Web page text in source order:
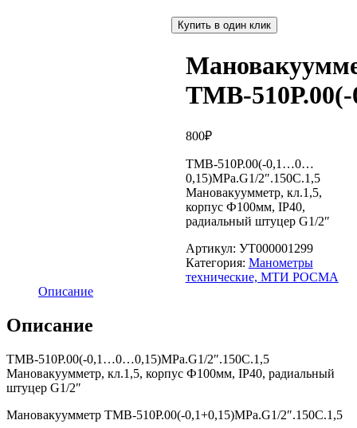
Купить в один клик
ТМВ-510Р.00(-
800₽
ТМВ-510Р.00(-0,1…0…
0,15)МРа.G1/2″.150С.1,5
Мановакуумметр, кл.1,5,
корпус Ф100мм, IP40,
радиальный штуцер G1/2″
Артикул: УТ000001299
Категория: Манометры
технические, МТИ РОСМА
Описание
Описание
ТМВ-510Р.00(-0,1…0…0,15)МРа.G1/2″.150С.1,5
Мановакуумметр, кл.1,5, корпус Ф100мм, IP40, радиальный
штуцер G1/2″
Мановакуумметр ТМВ-510Р.00(-0,1+0,15)МРа.G1/2″.150С.1,5